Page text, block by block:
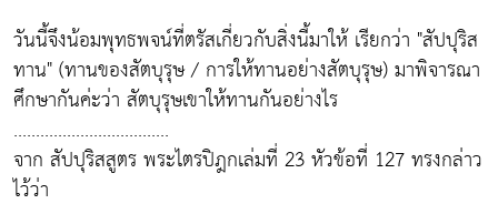
วันนี้จึงน้อมพุทธพจน์ที่ตรัสเกี่ยวกับสิ่งนี้มาให้ เรียกว่า "สัปปุริส
ทาน" (ทานของสัตบุรุษ / การให้ทานอย่างสัตบุรุษ) มาพิจารณา
ศึกษากันค่ะว่า สัตบุรุษเขาให้ทานกันอย่างไร
...................................
จาก สัปปุริสสูตร พระไตรปิฎกเล่มที่ 23 หัวข้อที่ 127 ทรงกล่าว
ไว้ว่า